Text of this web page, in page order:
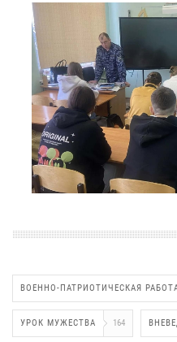
ВОЕННО-ПАТРИОТИЧЕСКАЯ
УРОК МУЖЕСТВА 164